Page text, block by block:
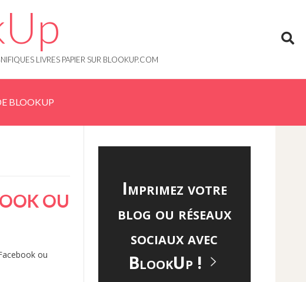
LIVRES PAPIER SUR BLOOKUP.COM
BLOOKUP
OU
ou
Imprimez votre
blog ou réseaux
sociaux avec
BlookUp !